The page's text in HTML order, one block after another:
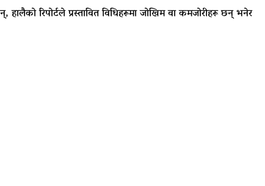
रिपोर्टले प्रस्तावित विधिहरूमा जोखिम वा कमजोरीहरू छन् भनेर